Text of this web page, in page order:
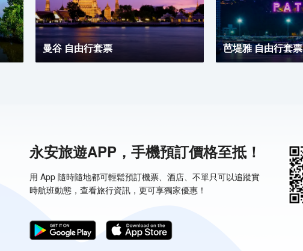
曼谷 自由行套票 芭堤雅 自由行套票
永安旅遊APP，手機預訂價格至抵！
用 App 隨時隨地都可輕鬆預訂機票、酒店、不單只可以追蹤實
時航班動態，查看旅行資訊，更可享獨家優惠！